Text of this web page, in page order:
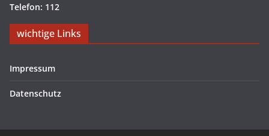
Telefon: 112
wichtige Links
Impressum
Datenschutz